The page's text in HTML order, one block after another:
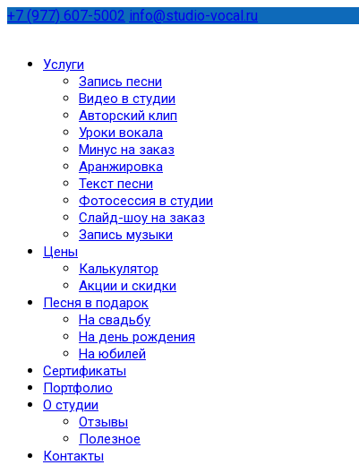
+7 (977) 607-5002 info@studio-vocal.ru
Услуги
Запись песни
Видео в студии
Авторский клип
Уроки вокала
Минус на заказ
Аранжировка
Текст песни
Фотосессия в студии
Слайд-шоу на заказ
Запись музыки
Цены
Калькулятор
Акции и скидки
Песня в подарок
На свадьбу
На день рождения
На юбилей
Сертификаты
Портфолио
О студии
Отзывы
Полезное
Контакты